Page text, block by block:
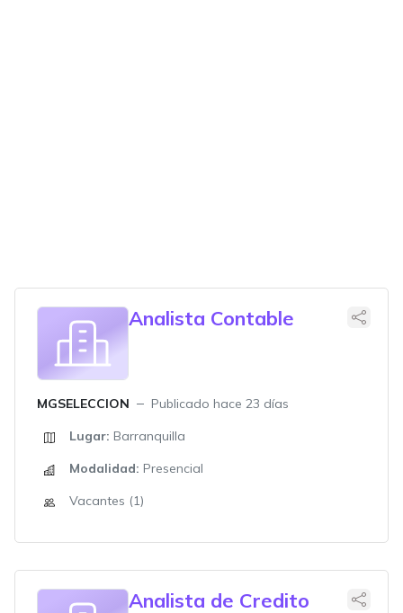
Analista Contable
MGSELECCION
Publicado hace 23 días
Lugar: Barranquilla
Modalidad: Presencial
Vacantes (1)
Analista de Credito